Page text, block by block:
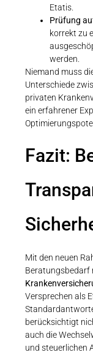
Etatis.
Prüfung
korrekt zu
werden.
Niemand muss
Unterschiede
privaten
ein erfahrener
Fazit:
Mit den neuen
Beratungsbedarf
Versprechen als
berücksichtigt
auch die
und steuerlichen